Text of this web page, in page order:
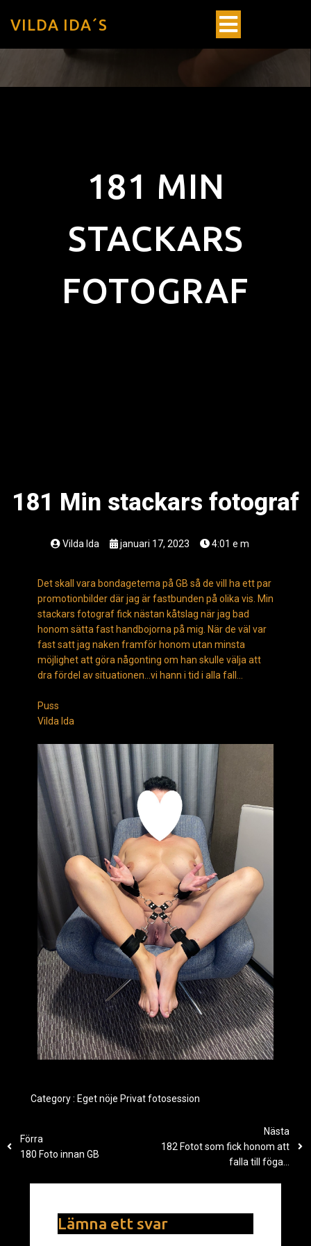
VILDA IDA´S
181 MIN
STACKARS
FOTOGRAF
181 Min stackars fotograf
Vilda Ida januari 17, 2023 4:01 e m
Det skall vara bondagetema på GB så de vill ha ett par
promotionbilder där jag är fastbunden på olika vis. Min
stackars fotograf fick nästan kåtslag när jag bad
honom sätta fast handbojorna på mig. När de väl var
fast satt jag naken framför honom utan minsta
möjlighet att göra någonting om han skulle välja att
dra fördel av situationen…vi hann i tid i alla fall…
Puss
Vilda Ida
Category : Eget nöje Privat fotosession
Förra
180 Foto innan GB
Nästa
182 Fotot som fick honom att
falla till föga…
Lämna ett svar